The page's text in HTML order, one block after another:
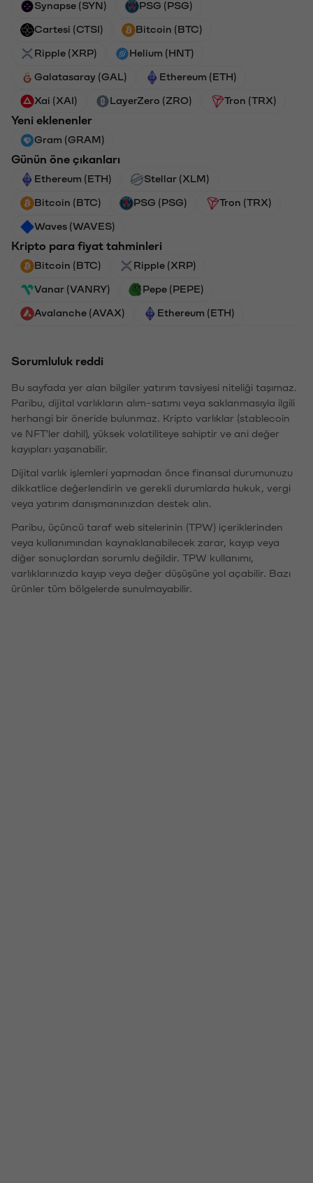
Synapse (SYN) PSG (PSG)
Cartesi (CTSI) Bitcoin (BTC)
Ripple (XRP) Helium (HNT)
Galatasaray (GAL) Ethereum (ETH)
Xai (XAI) LayerZero (ZRO) Tron (TRX)
Yeni eklenenler
Gram (GRAM)
Günün öne çıkanları
Ethereum (ETH) Stellar (XLM)
Bitcoin (BTC) PSG (PSG) Tron (TRX)
Waves (WAVES)
Kripto para fiyat tahminleri
Bitcoin (BTC) Ripple (XRP)
Vanar (VANRY) Pepe (PEPE)
Avalanche (AVAX) Ethereum (ETH)
Sorumluluk reddi
Bu sayfada yer alan bilgiler yatırım tavsiyesi niteliği taşımaz.
Paribu, dijital varlıkların alım-satımı veya saklanmasıyla ilgili
herhangi bir öneride bulunmaz. Kripto varlıklar (stablecoin
ve NFT'ler dahil), yüksek volatiliteye sahiptir ve ani değer
kayıpları yaşanabilir.
Dijital varlık işlemleri yapmadan önce finansal durumunuzu
dikkatlice değerlendirin ve gerekli durumlarda hukuk, vergi
veya yatırım danışmanınızdan destek alın.
Paribu, üçüncü taraf web sitelerinin (TPW) içeriklerinden
veya kullanımından kaynaklanabilecek zarar, kayıp veya
diğer sonuçlardan sorumlu değildir. TPW kullanımı,
varlıklarınızda kayıp veya değer düşüşüne yol açabilir. Bazı
ürünler tüm bölgelerde sunulmayabilir.